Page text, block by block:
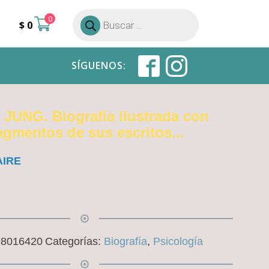
$ 0 0
Búsqueda
de
productos
SÍGUENOS:
JUNG. Biografía ilustrada con
de sus escritos...
Categorías: Biografía, Psicología